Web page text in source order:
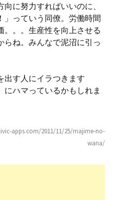
に努力すればいいのに、
」っていう同僚。労働時間
。。。生産性を向上させる
らね。みんなで泥沼に引っ
出す人にイラつきます
ハマっているかもしれま
apps.com/2011/11/25/majime-no-
wana/